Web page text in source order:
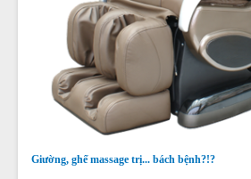
Giường, ghế massage trị... bách bệnh?!?